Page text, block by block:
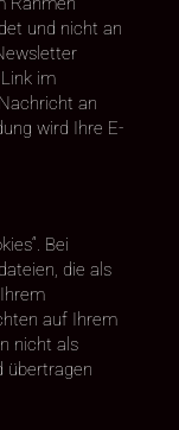
und nicht an
im
an
wird Ihre E-
Bei
die als
auf Ihrem
nicht als
übertragen